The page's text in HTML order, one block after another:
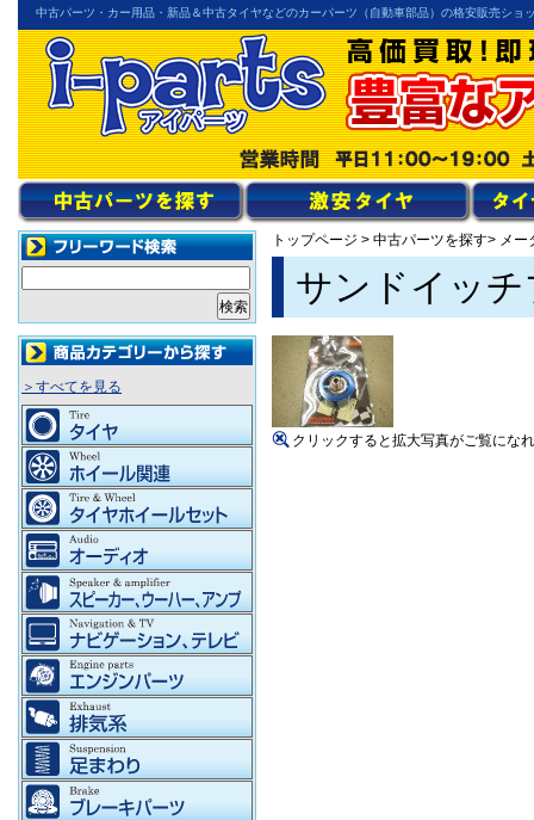
中古パーツ・カー用品・新品＆中古タイヤなどのカーパーツ（自動車部品）の格安販売ショ
トップページ > 中古パーツを探す> メー
サンドイッ
クリックすると拡大写真がご覧にな
＞すべてを見る